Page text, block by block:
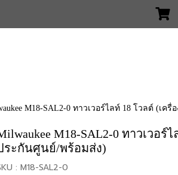
M18-SAL2-0 ทาวเวอร์ไลท์ 18 โวลต์ (เค
M18-SAL2-0 ทาวเวอร์
ระกันศูนย์/พร้อมส่ง)
: M18-SAL2-0